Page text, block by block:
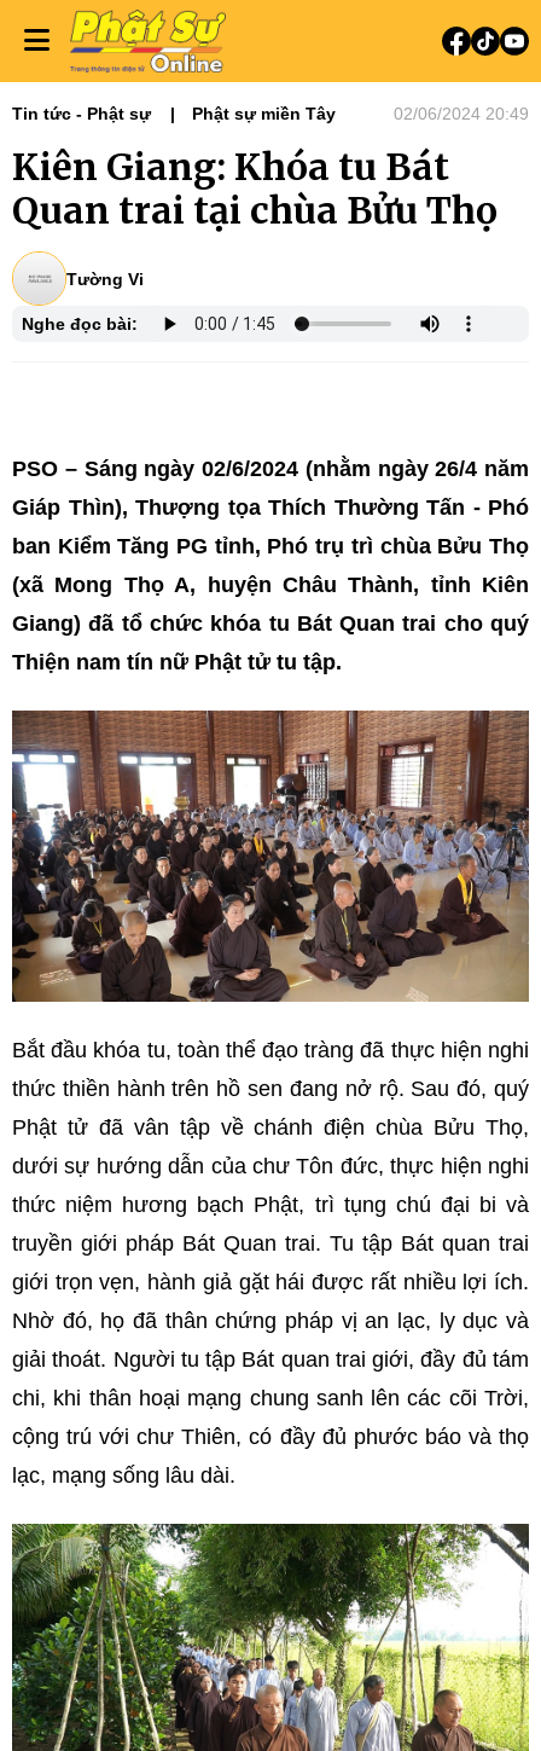
Tin tức - Phật sự Phật sự miền Tây 02/06/2024 20:49
Kiên Giang: Khóa tu Bát
Quan trai tại chùa Bửu Thọ
Tường Vi
Nghe đọc bài:
PSO – Sáng ngày 02/6/2024 (nhằm ngày 26/4 năm
Giáp Thìn), Thượng tọa Thích Thường Tấn - Phó
ban Kiểm Tăng PG tỉnh, Phó trụ trì chùa Bửu Thọ
(xã Mong Thọ A, huyện Châu Thành, tỉnh Kiên
Giang) đã tổ chức khóa tu Bát Quan trai cho quý
Thiện nam tín nữ Phật tử tu tập.
Bắt đầu khóa tu, toàn thể đạo tràng đã thực hiện nghi
thức thiền hành trên hồ sen đang nở rộ. Sau đó, quý
Phật tử đã vân tập về chánh điện chùa Bửu Thọ,
dưới sự hướng dẫn của chư Tôn đức, thực hiện nghi
thức niệm hương bạch Phật, trì tụng chú đại bi và
truyền giới pháp Bát Quan trai. Tu tập Bát quan trai
giới trọn vẹn, hành giả gặt hái được rất nhiều lợi ích.
Nhờ đó, họ đã thân chứng pháp vị an lạc, ly dục và
giải thoát. Người tu tập Bát quan trai giới, đầy đủ tám
chi, khi thân hoại mạng chung sanh lên các cõi Trời,
cộng trú với chư Thiên, có đầy đủ phước báo và thọ
lạc, mạng sống lâu dài.